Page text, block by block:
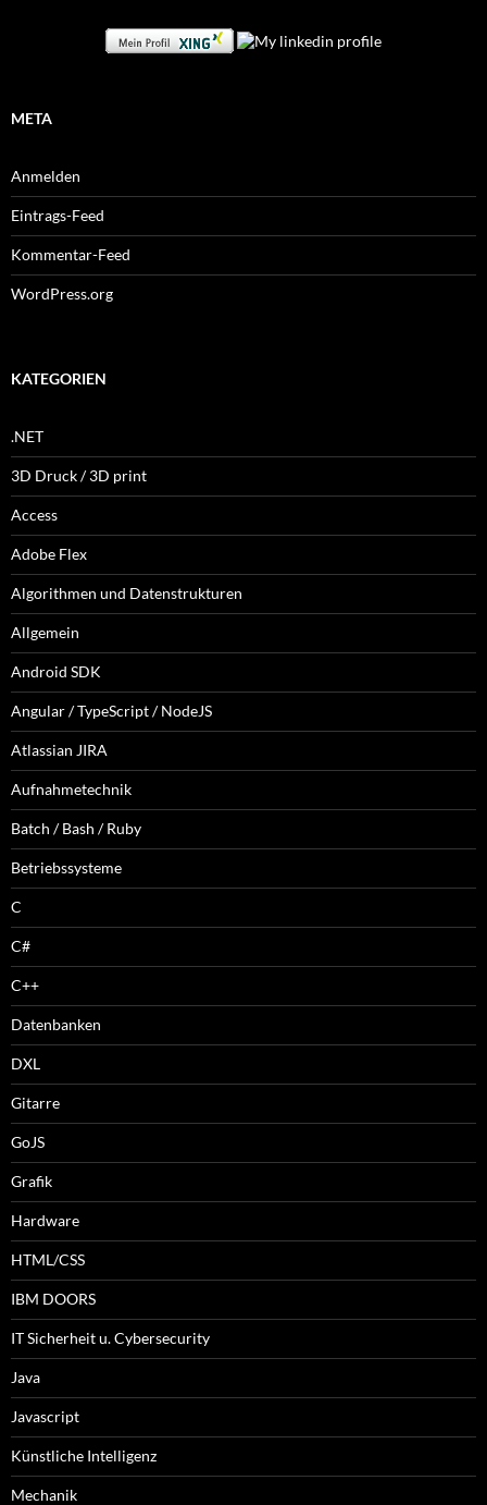
META
Anmelden
Eintrags-Feed
Kommentar-Feed
WordPress.org
KATEGORIEN
.NET
3D Druck / 3D print
Access
Adobe Flex
Algorithmen und Datenstrukturen
Allgemein
Android SDK
Angular / TypeScript / NodeJS
Atlassian JIRA
Aufnahmetechnik
Batch / Bash / Ruby
Betriebssysteme
C
C#
C++
Datenbanken
DXL
Gitarre
GoJS
Grafik
Hardware
HTML/CSS
IBM DOORS
IT Sicherheit u. Cybersecurity
Java
Javascript
Künstliche Intelligenz
Mechanik